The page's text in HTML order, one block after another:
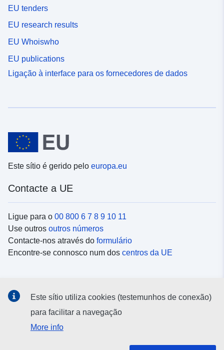
EU tenders
EU research results
EU Whoiswho
EU publications
Ligação à interface para os fornecedores de dados
Este sítio é gerido pelo europa.eu
Contacte a UE
Ligue para o 00 800 6 7 8 9 10 11
Use outros outros números
Contacte-nos através do formulário
Encontre-se connosco num dos centros da UE
Procure as contas da UE nasredes sociais
Este sítio utiliza cookies (testemunhos de conexão)
para facilitar a navegação
More info